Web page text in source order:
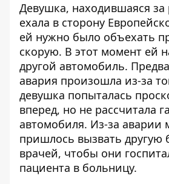
Девушка, находившаяся за
ехала в сторону
ей нужно было объехать
скорую. В этот момент ей
другой автомобиль.
авария произошла из-за
девушка попыталась
вперед, но не рассчитала
автомобиля. Из-за аварии
пришлось вызвать другую
врачей, чтобы они
пациента в больницу.